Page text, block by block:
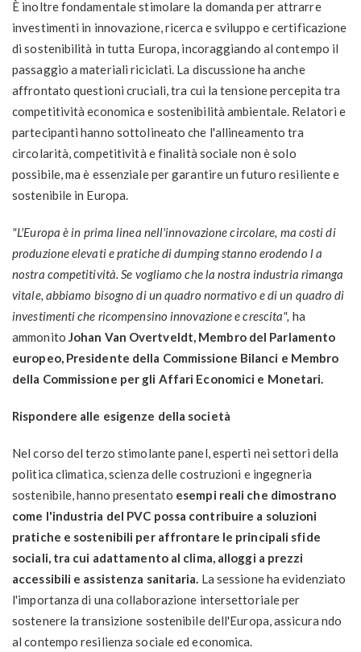
È inoltre fondamentale stimolare la domanda per attrarre
investimenti in innovazione, ricerca e sviluppo e certificazione
di sostenibilità in tutta Europa, incoraggiando al contempo il
passaggio a materiali riciclati. La discussione ha anche
affrontato questioni cruciali, tra cui la tensione percepita tra
competitività economica e sostenibilità ambientale. Relatori e
partecipanti hanno sottolineato che l'allineamento tra
circolarità, competitività e finalità sociale non è solo
possibile, ma è essenziale per garantire un futuro resiliente e
sostenibile in Europa.
"L'Europa è in prima linea nell'innovazione circolare, ma costi di
produzione elevati e pratiche di dumping stanno erodendo l a
nostra competitività. Se vogliamo che la nostra industria rimanga
vitale, abbiamo bisogno di un quadro normativo e di un quadro di
investimenti che ricompensino innovazione e crescita", ha
ammonito Johan Van Overtveldt, Membro del Parlamento
europeo, Presidente della Commissione Bilanci e Membro
della Commissione per gli Affari Economici e Monetari.
Rispondere alle esigenze della società
Nel corso del terzo stimolante panel, esperti nei settori della
politica climatica, scienza delle costruzioni e ingegneria
sostenibile, hanno presentato esempi reali che dimostrano
come l'industria del PVC possa contribuire a soluzioni
pratiche e sostenibili per affrontare le principali sfide
sociali, tra cui adattamento al clima, alloggi a prezzi
accessibili e assistenza sanitaria. La sessione ha evidenziato
l'importanza di una collaborazione intersettoriale per
sostenere la transizione sostenibile dell'Europa, assicura ndo
al contempo resilienza sociale ed economica.